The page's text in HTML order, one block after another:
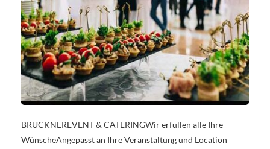
BRUCKNEREVENT & CATERINGWir erfüllen alle Ihre
WünscheAngepasst an Ihre Veranstaltung und Location